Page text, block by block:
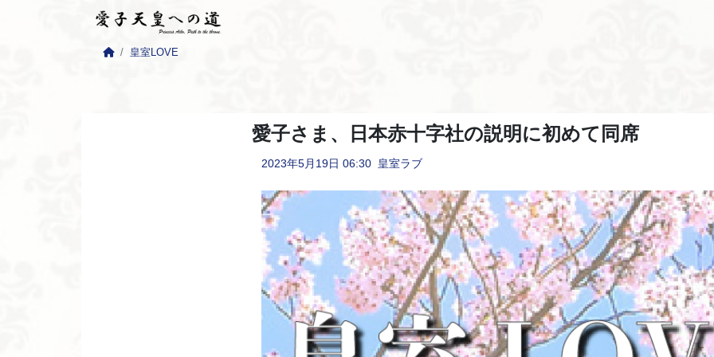
皇室LOVE
愛子さま、日本赤十字社の説明に初めて同席
2023年5月19日 06:30 皇室ラブ